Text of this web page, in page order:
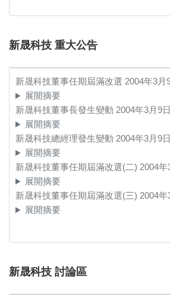
新晟科技 重大公告
新晟科技董事任期屆滿改選 2004年3月
展開摘要
新晟科技董事長發生變動 2004年3月9日
展開摘要
新晟科技總經理發生變動 2004年3月9日
展開摘要
新晟科技董事任期屆滿改選(二) 2004年
展開摘要
新晟科技董事任期屆滿改選(三) 2004年
展開摘要
新晟科技 討論區